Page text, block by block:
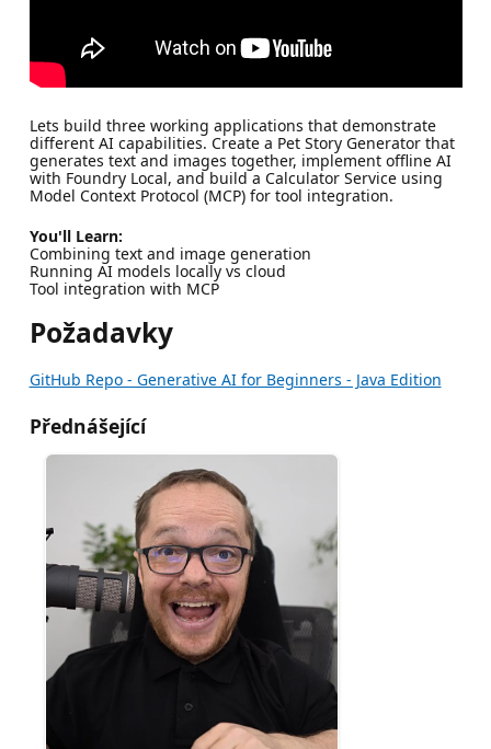
Lets build three working applications that demonstrate
different AI capabilities. Create a Pet Story Generator that
generates text and images together, implement offline AI
with Foundry Local, and build a Calculator Service using
Model Context Protocol (MCP) for tool integration.
You'll Learn:
Combining text and image generation
Running AI models locally vs cloud
Tool integration with MCP
Požadavky
GitHub Repo - Generative AI for Beginners - Java Edition
Přednášející